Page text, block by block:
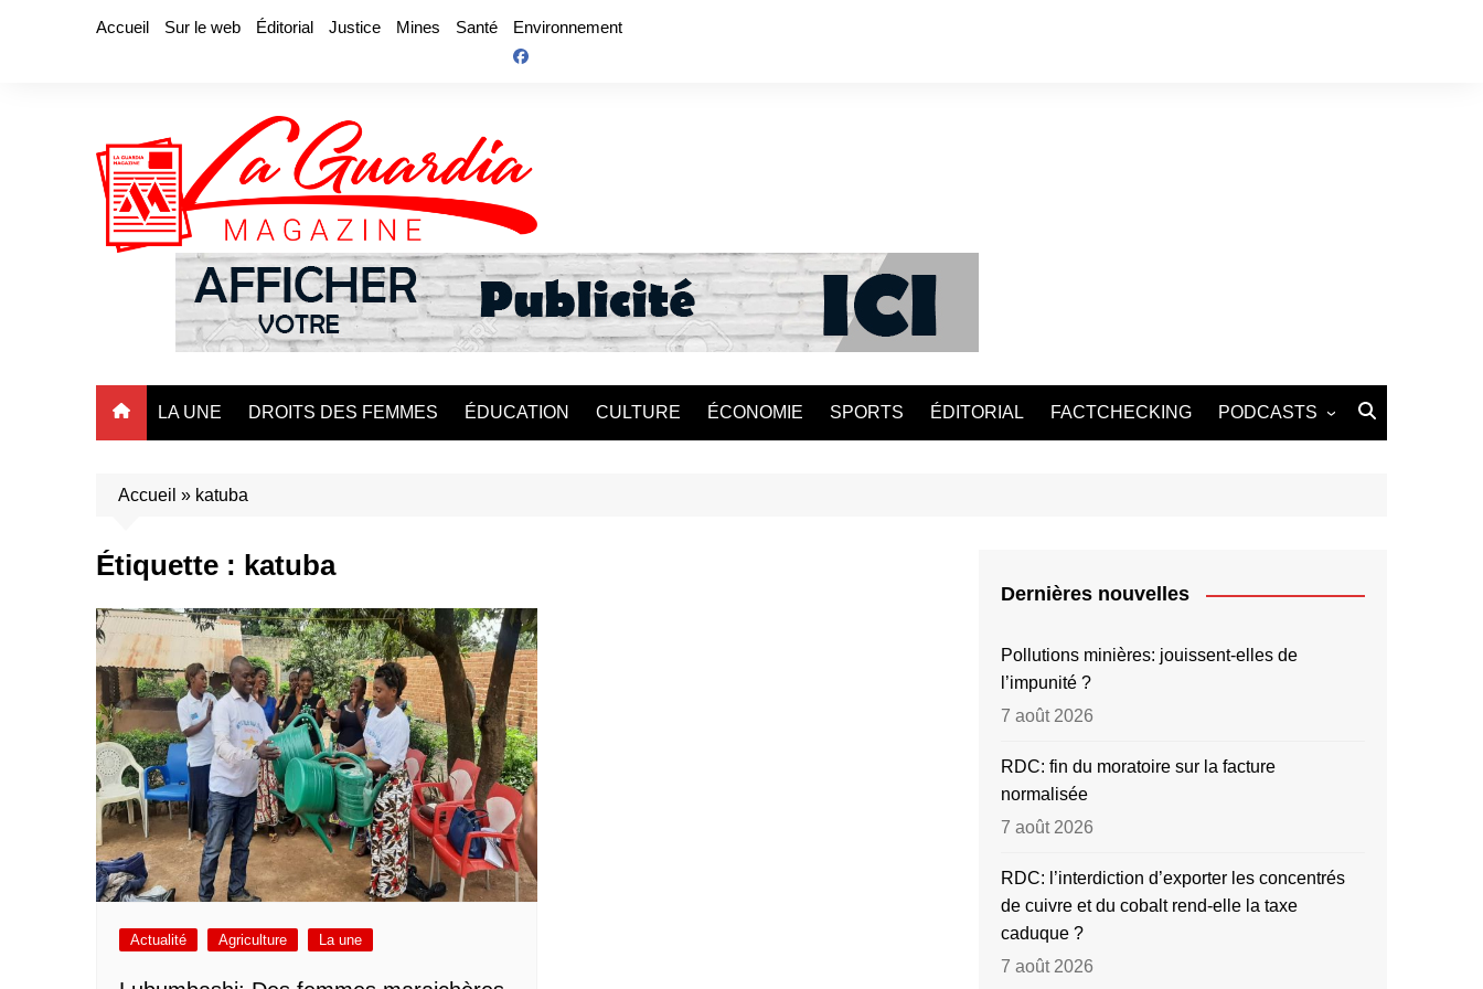
Accueil Sur le web Éditorial Justice Mines Santé Environnement
LA UNE DROITS DES FEMMES ÉDUCATION CULTURE ÉCONOMIE SPORTS ÉDITORIAL FACTCHECKING PODCASTS
Accueil » katuba
Étiquette : katuba
Actualité Agriculture La une
Dernières nouvelles
Pollutions minières: jouissent-elles de
l’impunité ?
7 août 2026
RDC: fin du moratoire sur la facture
normalisée
7 août 2026
RDC: l’interdiction d’exporter les concentrés
de cuivre et du cobalt rend-elle la taxe
caduque ?
7 août 2026